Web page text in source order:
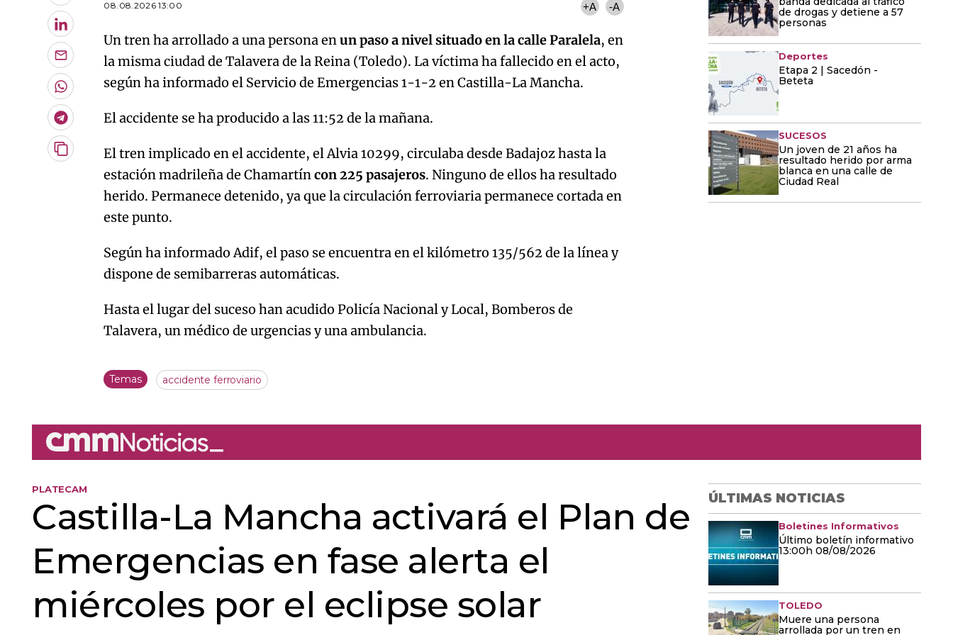
LinkedIn
Enviar
por
Email
Whatsapp
Telegram
Copiar
artículo
08.08.2026 13:00 +A -A
Un tren ha arrollado a una persona enun paso a nivel situado en la calle Paralela, en
la misma ciudad de Talavera de la Reina (Toledo). La víctima ha fallecido en el acto,
según ha informado el Servicio de Emergencias 1-1-2 en Castilla-La Mancha.
El accidente se ha producido a las 11:52 de la mañana.
El tren implicado en el accidente, el Alvia 10299, circulaba desde Badajoz hasta la
estación madrileña de Chamartíncon 225 pasajeros. Ninguno de ellos ha resultado
herido. Permanece detenido, ya que la circulación ferroviaria permanece cortada en
este punto.
Según ha informado Adif, el paso se encuentra en el kilómetro 135/562 de la línea y
dispone de semibarreras automáticas.
Hasta el lugar del suceso han acudido Policía Nacional y Local, Bomberos de
Talavera, un médico de urgencias y una ambulancia.
Temas accidente ferroviario
de drogas y detiene a 57
personas
Deportes
Etapa 2 | Sacedón -
Beteta
SUCESOS
Un joven de 21 años ha
resultado herido por arma
blanca en una calle de
Ciudad Real
PLATECAM
Castilla-La Mancha activará el Plan de
Emergencias en fase alerta el
miércoles por el eclipse solar
ÚLTIMAS NOTICIAS
Boletines Informativos
Último boletín informativo
13:00h 08/08/2026
TOLEDO
Muere una persona
arrollada por un tren en